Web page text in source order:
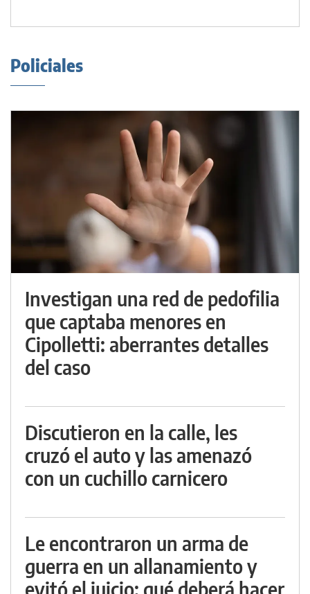
Policiales
Investigan una red de pedofilia
que captaba menores en
Cipolletti: aberrantes detalles
del caso
Discutieron en la calle, les
cruzó el auto y las amenazó
con un cuchillo carnicero
Le encontraron un arma de
guerra en un allanamiento y
evitó el juicio: qué deberá hacer